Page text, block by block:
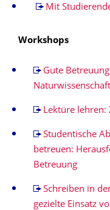
Mit
Workshops
Gute
Lektüre lehren:
Studentische
betreuen:
Betreuung
Schreiben in
gezielte Einsatz